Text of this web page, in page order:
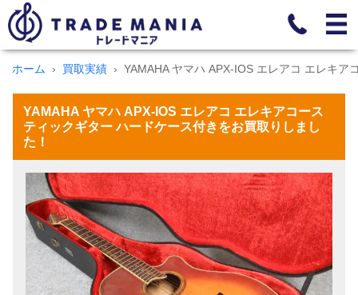
ホーム 買取実績 YAMAHA ヤマハ APX-IOS エレアコ エレキア
YAMAHA ヤマハ APX-IOS エレアコ エレキアコース
ティックギター ハードケース付きをお買取りしまし
た！